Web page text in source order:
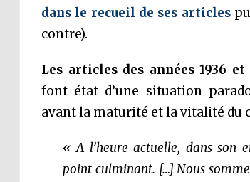
dans le recueil de ses articles
contre).
Les articles des années 1936 et
font état d’une situation
avant la maturité et la vitalité du
« A l’heure actuelle, dans son
point culminant. […] Nous